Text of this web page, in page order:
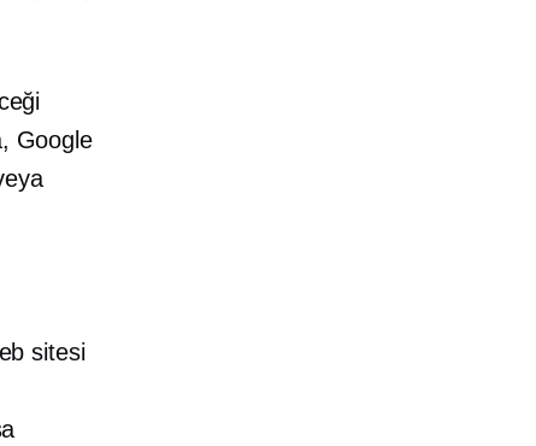
Google
sitesi